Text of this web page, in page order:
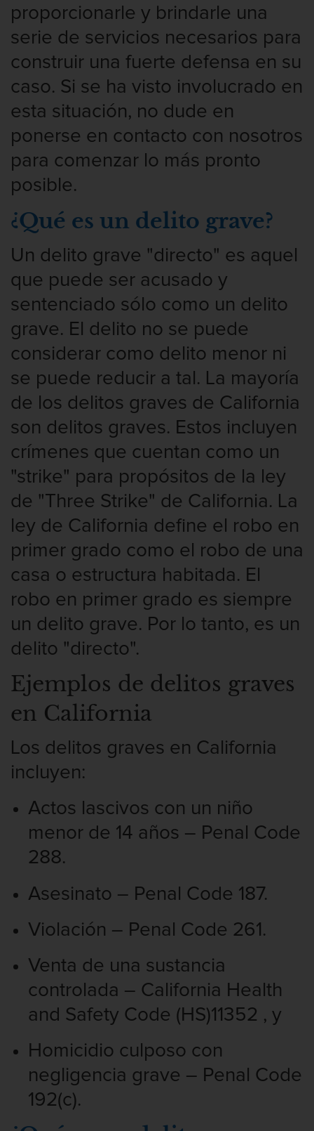
Derechos de los Padres en Casos
Juveniles
Desviación Informal Juvenil
División de Justicia Juvenil
Libertad Condicional para Menores
Petición Aceptada
Sello de Registros Juveniles
Tribunal de Delincuencia Juvenil
Tutela de los Tribunales
Delitos Contra La Propiedad
Dañar lineas telefónicas, eléctricas o
de servicios públicos
Incendio Provocado
Invasión Agravada de Propiedad
Ajena
Invasión de Propiedad Ajena
Vandalismo
Delitos De Armas
Armas Prohibidas en California
Aumento de Sentencia por Armas de
Fuego
Descarga Negligente de un Arma de
Fuego
Portar un Arma de Fuego Cargada
Portar un Arma de Fuego Oculta
Evadir a un oficial de policía
Homicidio vehicular
Robo de auto
Delitos de Cuello Blanco
Apropiación Indebida De Fondos
Falsificación
proporcionarle y brindarle una
serie de servicios necesarios para
construir una fuerte defensa en su
caso. Si se ha visto involucrado en
esta situación, no dude en
ponerse en contacto con nosotros
para comenzar lo más pronto
posible.
¿Qué es un delito grave?
Un delito grave "directo" es aquel
que puede ser acusado y
sentenciado sólo como un delito
grave. El delito no se puede
considerar como delito menor ni
se puede reducir a tal. La mayoría
de los delitos graves de California
son delitos graves. Estos incluyen
crímenes que cuentan como un
"strike" para propósitos de la ley
de "Three Strike" de California. La
ley de California define el robo en
primer grado como el robo de una
casa o estructura habitada. El
robo en primer grado es siempre
un delito grave. Por lo tanto, es un
delito "directo".
Ejemplos de delitos graves
en California
Los delitos graves en California
incluyen:
Actos lascivos con un niño
menor de 14 años – Penal Code
288.
Asesinato – Penal Code 187.
Violación – Penal Code 261.
Venta de una sustancia
controlada – California Health
and Safety Code (HS)11352 , y
Homicidio culposo con
negligencia grave – Penal Code
192(c).